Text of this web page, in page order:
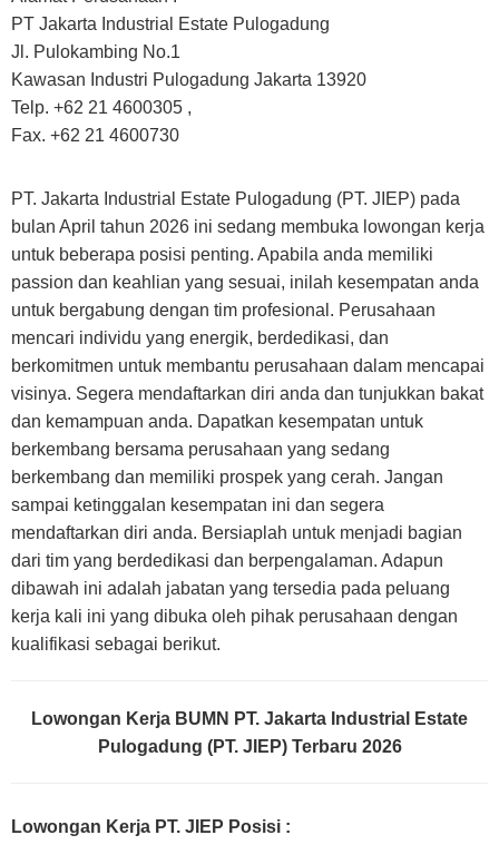
PT Jakarta Industrial Estate Pulogadung
Jl. Pulokambing No.1
Kawasan Industri Pulogadung Jakarta 13920
Telp. +62 21 4600305 ,
Fax. +62 21 4600730
PT. Jakarta Industrial Estate Pulogadung (PT. JIEP) pada
bulan April tahun 2026 ini sedang membuka lowongan kerja
untuk beberapa posisi penting. Apabila anda memiliki
passion dan keahlian yang sesuai, inilah kesempatan anda
untuk bergabung dengan tim profesional. Perusahaan
mencari individu yang energik, berdedikasi, dan
berkomitmen untuk membantu perusahaan dalam mencapai
visinya. Segera mendaftarkan diri anda dan tunjukkan bakat
dan kemampuan anda. Dapatkan kesempatan untuk
berkembang bersama perusahaan yang sedang
berkembang dan memiliki prospek yang cerah. Jangan
sampai ketinggalan kesempatan ini dan segera
mendaftarkan diri anda. Bersiaplah untuk menjadi bagian
dari tim yang berdedikasi dan berpengalaman. Adapun
dibawah ini adalah jabatan yang tersedia pada peluang
kerja kali ini yang dibuka oleh pihak perusahaan dengan
kualifikasi sebagai berikut.
Lowongan Kerja BUMN PT. Jakarta Industrial Estate
Pulogadung (PT. JIEP) Terbaru 2026
Lowongan Kerja PT. JIEP Posisi :